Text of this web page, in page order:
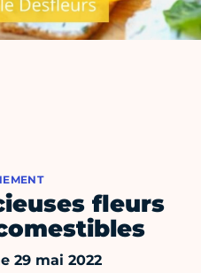
fleurs
29 mai 2022